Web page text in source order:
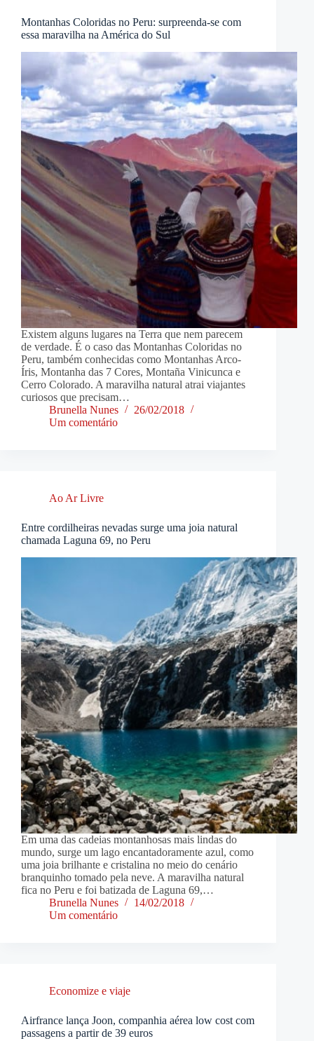
Montanhas Coloridas no Peru: surpreenda-se com
essa maravilha na América do Sul
Existem alguns lugares na Terra que nem parecem
de verdade. É o caso das Montanhas Coloridas no
Peru, também conhecidas como Montanhas Arco-
Íris, Montanha das 7 Cores, Montaña Vinicunca e
Cerro Colorado. A maravilha natural atrai viajantes
curiosos que precisam…
Brunella Nunes
26/02/2018
Um comentário
Ao Ar Livre
Entre cordilheiras nevadas surge uma joia natural
chamada Laguna 69, no Peru
Em uma das cadeias montanhosas mais lindas do
mundo, surge um lago encantadoramente azul, como
uma joia brilhante e cristalina no meio do cenário
branquinho tomado pela neve. A maravilha natural
fica no Peru e foi batizada de Laguna 69,…
Brunella Nunes
14/02/2018
Um comentário
Economize e viaje
Airfrance lança Joon, companhia aérea low cost com
passagens a partir de 39 euros